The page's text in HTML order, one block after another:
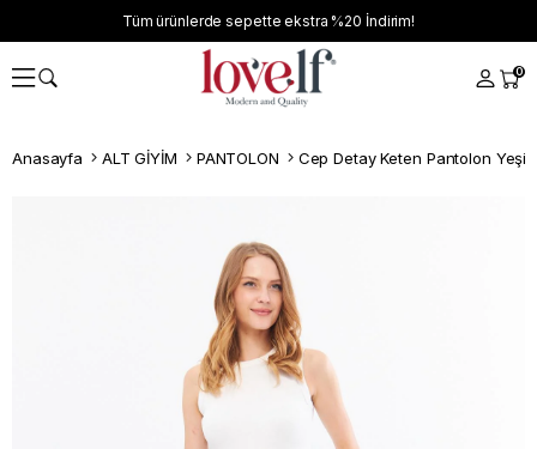
Tüm ürünlerde sepette ekstra %20 İndirim!
0
Anasayfa ALT GİYİM PANTOLON Cep Detay Keten Pantolon Yeşil